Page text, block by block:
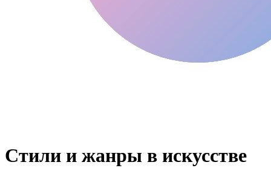
Стили и жанры в искусстве